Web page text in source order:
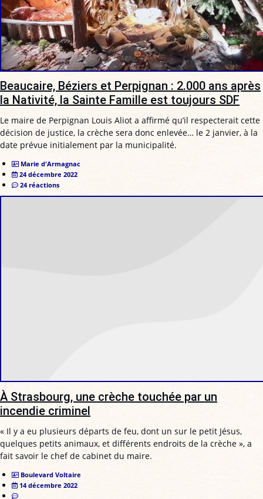
Beaucaire, Béziers et Perpignan : 2.000 ans après
la Nativité, la Sainte Famille est toujours SDF
Le maire de Perpignan Louis Aliot a affirmé qu’il respecterait cette
décision de justice, la crèche sera donc enlevée… le 2 janvier, à la
date prévue initialement par la municipalité.
Marie d'Armagnac
24 décembre 2022
24 réactions
À Strasbourg, une crèche touchée par un
incendie criminel
« Il y a eu plusieurs départs de feu, dont un sur le petit Jésus,
quelques petits animaux, et différents endroits de la crèche », a
fait savoir le chef de cabinet du maire.
Boulevard Voltaire
14 décembre 2022